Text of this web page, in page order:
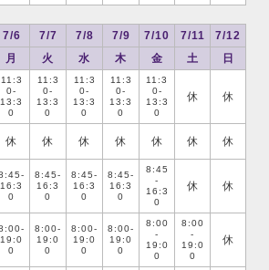
7/6 7/7 7/8 7/9 7/10 7/11
7/12
月 火 水 木 金 土 日
11:3
0-
13:3
0
11:3
0-
13:3
0
11:3
0-
13:3
0
11:3
0-
13:3
0
11:3
0-
13:3
0
休 休
休 休 休 休 休 休 休
16:3
0
8:45-
16:3
0
8:45-
16:3
0
8:45-
16:3
0
8:45
-
16:3
0
休 休
19:0
0
8:00-
19:0
0
8:00-
19:0
0
8:00-
19:0
0
8:00
-
19:0
0
8:00
-
19:0
0
休